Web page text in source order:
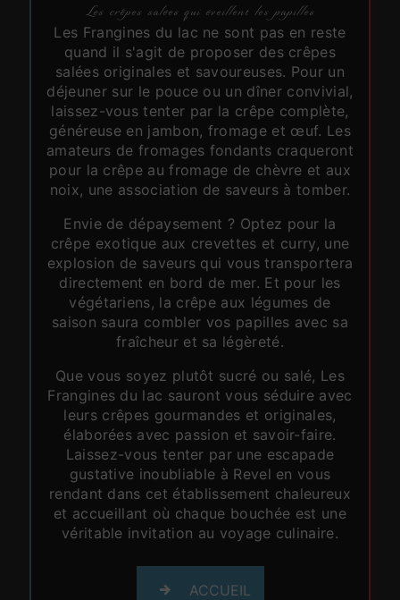
Les crêpes salées qui éveillent les papilles
Les Frangines du lac ne sont pas en reste
quand il s'agit de proposer des crêpes
salées originales et savoureuses. Pour un
déjeuner sur le pouce ou un dîner convivial,
laissez-vous tenter par la crêpe complète,
généreuse en jambon, fromage et œuf. Les
amateurs de fromages fondants craqueront
pour la crêpe au fromage de chèvre et aux
noix, une association de saveurs à tomber.
Envie de dépaysement ? Optez pour la
crêpe exotique aux crevettes et curry, une
explosion de saveurs qui vous transportera
directement en bord de mer. Et pour les
végétariens, la crêpe aux légumes de
saison saura combler vos papilles avec sa
fraîcheur et sa légèreté.
Que vous soyez plutôt sucré ou salé, Les
Frangines du lac sauront vous séduire avec
leurs crêpes gourmandes et originales,
élaborées avec passion et savoir-faire.
Laissez-vous tenter par une escapade
gustative inoubliable à Revel en vous
rendant dans cet établissement chaleureux
et accueillant où chaque bouchée est une
véritable invitation au voyage culinaire.
ACCUEIL